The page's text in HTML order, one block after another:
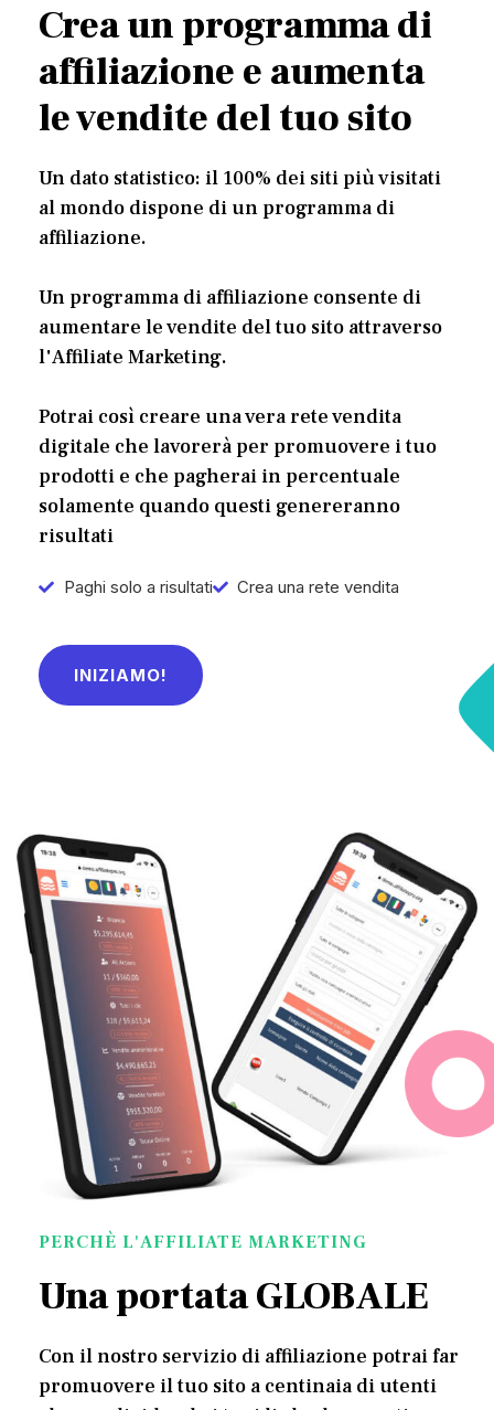
Crea un programma di
affiliazione e aumenta
le vendite del tuo sito
Un dato statistico: il 100% dei siti più visitati
al mondo dispone di un programma di
affiliazione.
Un programma di affiliazione consente di
aumentare le vendite del tuo sito attraverso
l'Affiliate Marketing.
Potrai così creare una vera rete vendita
digitale che lavorerà per promuovere i tuo
prodotti e che pagherai in percentuale
solamente quando questi genereranno
risultati
Paghi solo a risultati Crea una rete vendita
INIZIAMO!
PERCHÈ L'AFFILIATE MARKETING
Una portata GLOBALE
Con il nostro servizio di affiliazione potrai far
promuovere il tuo sito a centinaia di utenti